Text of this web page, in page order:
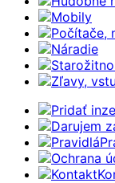
Mobily
Počítače,
Náradie
Zľavy,